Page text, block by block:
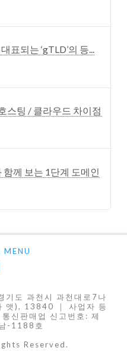
표되는 ‘gTLD’의 등...
스팅 / 클라우드 차이점
께 보는 1단계 도메인
MENU
기도 과천시 과천대로7나
앳), 13840 ｜ 사업자 등
신판매업 신고번호: 제
-1188호
Reserved.